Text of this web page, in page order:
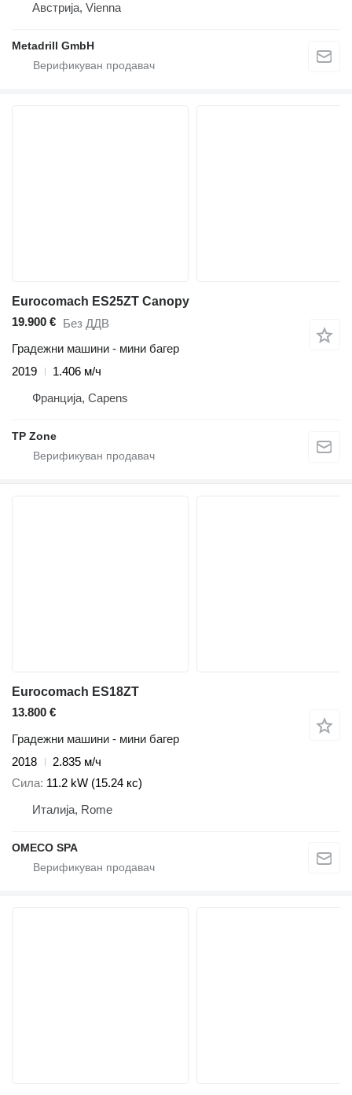
Австрија, Vienna
Metadrill GmbH
Eurocomach ES25ZT Canopy
19.900 € Без ДДВ
Градежни машини - мини багер
2019
1.406 м/ч
Франција, Capens
TP Zone
Eurocomach ES18ZT
13.800 €
Градежни машини - мини багер
2018
2.835 м/ч
Сила 11.2 kW (15.24 кс)
Италија, Rome
OMECO SPA